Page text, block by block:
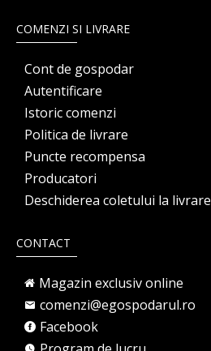
COMENZI SI LIVRARE
Cont de gospodar
Autentificare
Istoric comenzi
Politica de livrare
Puncte recompensa
Producatori
Deschiderea coletului la livrare
CONTACT
Magazin exclusiv online
comenzi@egospodarul.ro
Facebook